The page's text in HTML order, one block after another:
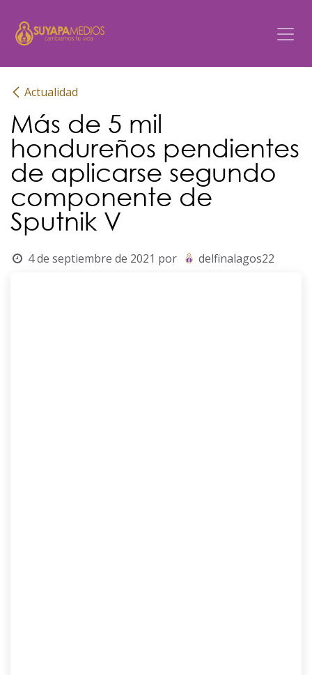
Actualidad
Más de 5 mil
hondureños pendientes
de aplicarse segundo
componente de
Sputnik V
4 de septiembre de 2021 por delfinalagos22